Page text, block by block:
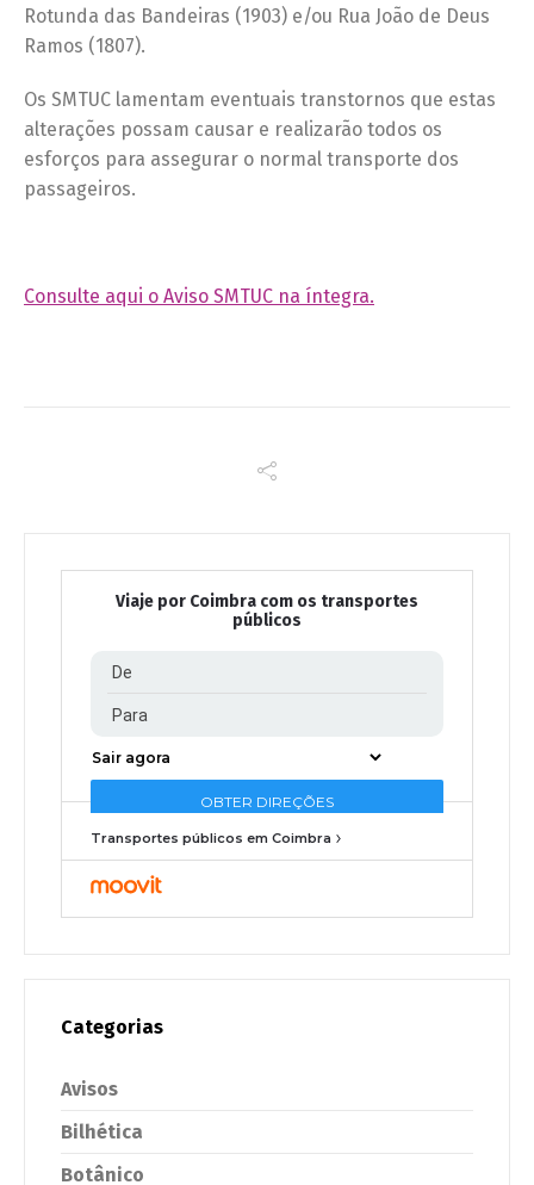
Rotunda das Bandeiras (1903) e/ou Rua João de Deus
Ramos (1807).
Os SMTUC lamentam eventuais transtornos que estas
alterações possam causar e realizarão todos os
esforços para assegurar o normal transporte dos
passageiros.
Consulte aqui o Aviso SMTUC na íntegra.
Viaje por Coimbra com os transportes
públicos
Transportes públicos em Coimbra
Categorias
Avisos
Bilhética
Botânico